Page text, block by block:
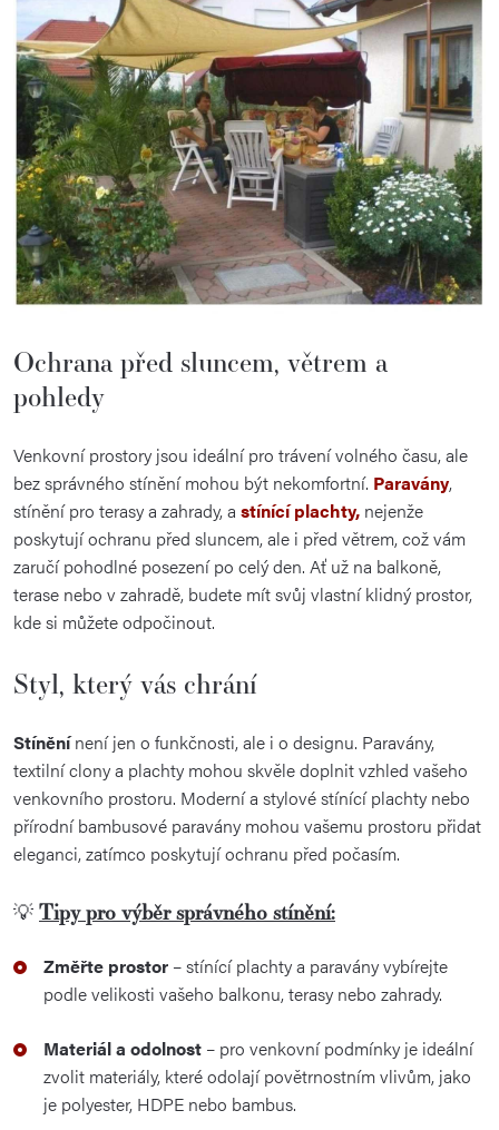
Ochrana před sluncem, větrem a
pohledy
Venkovní prostory jsou ideální pro trávení volného času, ale
bez správného stínění mohou být nekomfortní. Paravány,
stínění pro terasy a zahrady, a stínící plachty, nejenže
poskytují ochranu před sluncem, ale i před větrem, což vám
zaručí pohodlné posezení po celý den. Ať už na balkoně,
terase nebo v zahradě, budete mít svůj vlastní klidný prostor,
kde si můžete odpočinout.
Styl, který vás chrání
Stíněnínení jen o funkčnosti, ale i o designu. Paravány,
textilní clony a plachty mohou skvěle doplnit vzhled vašeho
venkovního prostoru. Moderní a stylové stínící plachty nebo
přírodní bambusové paravány mohou vašemu prostoru přidat
eleganci, zatímco poskytují ochranu před počasím.
💡 Tipy pro výběr správného stínění:
Změřte prostor – stínící plachty a paravány vybírejte
podle velikosti vašeho balkonu, terasy nebo zahrady.
Materiál a odolnost – pro venkovní podmínky je ideální
zvolit materiály, které odolají povětrnostním vlivům, jako
je polyester, HDPE nebo bambus.